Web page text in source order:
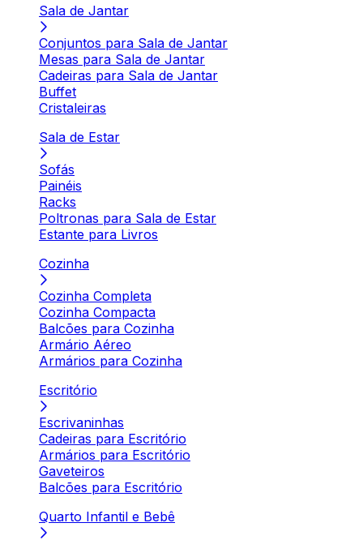
Sala de Jantar
Conjuntos para Sala de Jantar
Mesas para Sala de Jantar
Cadeiras para Sala de Jantar
Buffet
Cristaleiras
Sala de Estar
Sofás
Painéis
Racks
Poltronas para Sala de Estar
Estante para Livros
Cozinha
Cozinha Completa
Cozinha Compacta
Balcões para Cozinha
Armário Aéreo
Armários para Cozinha
Escritório
Escrivaninhas
Cadeiras para Escritório
Armários para Escritório
Gaveteiros
Balcões para Escritório
Quarto Infantil e Bebê